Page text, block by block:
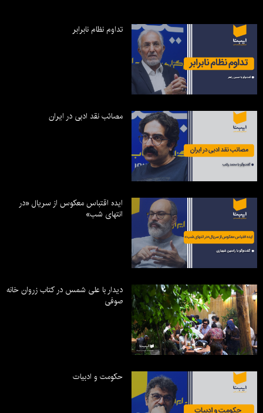
تداوم نظام نابرابر
مصائب نقد ادبی در ایران
ایده اقتباس معکوس از سریال «در
انتهای شب»
دیدار با علی شمس در کتاب زروان خانه
صوفی
حکومت و ادبیات